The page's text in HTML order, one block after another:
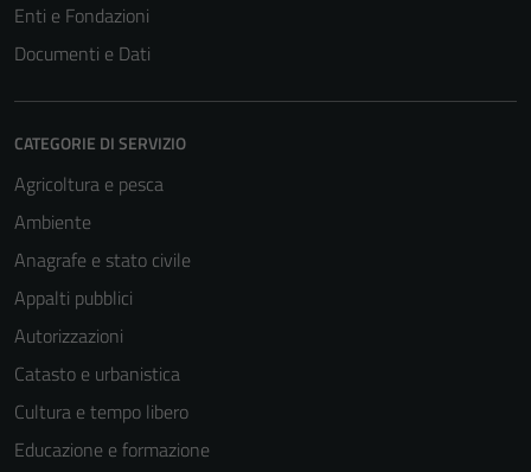
Enti e Fondazioni
Documenti e Dati
CATEGORIE DI SERVIZIO
Agricoltura e pesca
Ambiente
Anagrafe e stato civile
Appalti pubblici
Autorizzazioni
Catasto e urbanistica
Cultura e tempo libero
Educazione e formazione